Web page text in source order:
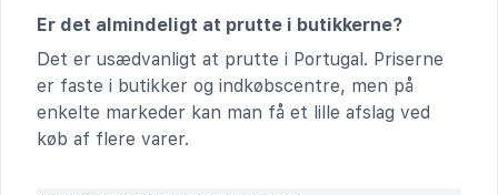
Er det almindeligt at prutte i butikkerne?
Det er usædvanligt at prutte i Portugal. Priserne
er faste i butikker og indkøbscentre, men på
enkelte markeder kan man få et lille afslag ved
køb af flere varer.